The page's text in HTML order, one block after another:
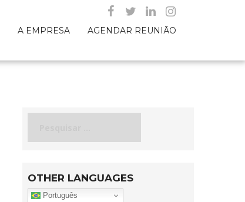
A EMPRESA AGENDAR REUNIÃO
OTHER LANGUAGES
Português